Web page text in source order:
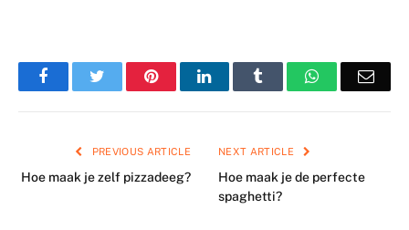
FacebookTwitter PinterestLinkedIn Tumblr WhatsApp
PREVIOUS ARTICLE
Hoe maak je zelf pizzadeeg?
NEXT ARTICLE
Hoe maak je de perfecte
spaghetti?